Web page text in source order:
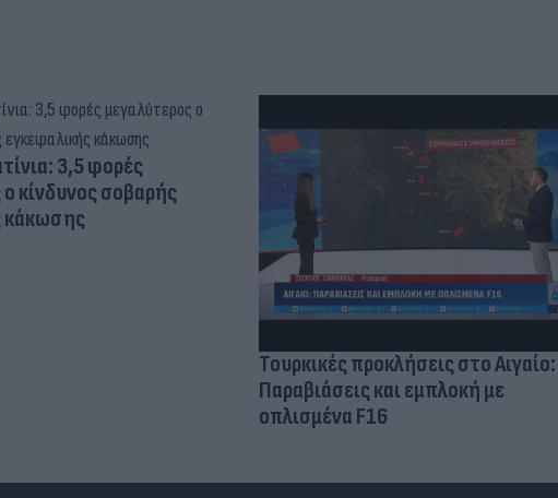
3,5 φορές
κίνδυνος σοβαρής
κάκωσης
Τουρκικές προκλήσεις στο Αιγαίο:
Παραβιάσεις και εμπλοκή με
οπλισμένα F16